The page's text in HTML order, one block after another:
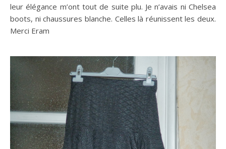
leur élégance m’ont tout de suite plu. Je n’avais ni Chelsea
boots, ni chaussures blanche. Celles là réunissent les deux.
Merci Eram